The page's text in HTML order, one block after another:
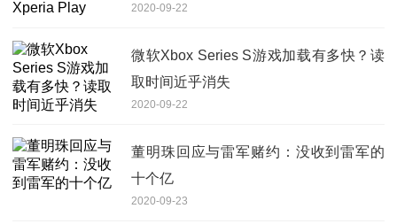
2020-09-22
微软Xbox Series S游戏加载有多快？读
取时间近乎消失
2020-09-22
董明珠回应与雷军赌约：没收到雷军的
十个亿
2020-09-23